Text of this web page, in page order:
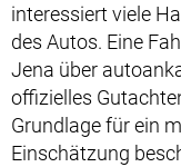
interessiert viele
des Autos. Eine
Jena über
offizielles
Grundlage für ein
Einschätzung